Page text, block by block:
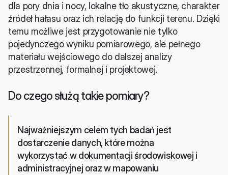
dla pory dnia i nocy, lokalne tło akustyczne, charakter
źródeł hałasu oraz ich relację do funkcji terenu. Dzięki
temu możliwe jest przygotowanie nie tylko
pojedynczego wyniku pomiarowego, ale pełnego
materiału wejściowego do dalszej analizy
przestrzennej, formalnej i projektowej.
Do czego służą takie pomiary?
Najważniejszym celem tych badań jest
dostarczenie danych, które można
wykorzystać w dokumentacji środowiskowej i
administracyjnej oraz w mapowaniu